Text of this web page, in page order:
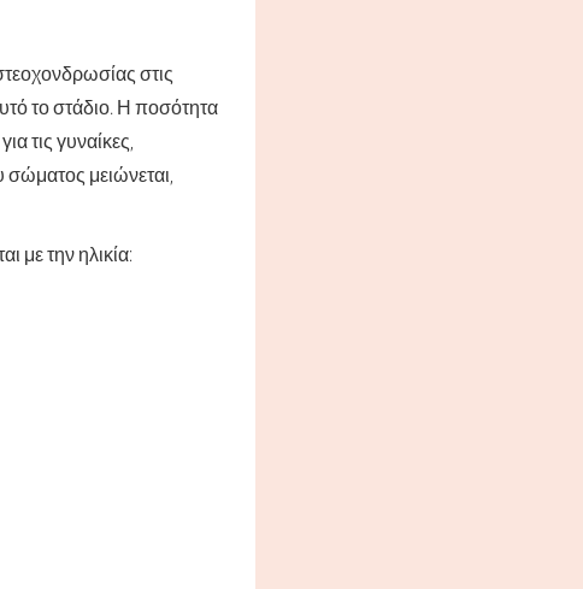
στις
το στάδιο. Η ποσότητα
τις γυναίκες,
μειώνεται,
με την ηλικία: